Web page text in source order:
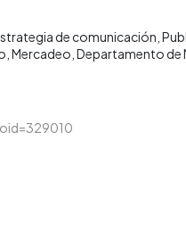
de comunicación
Mercadeo Departamento de